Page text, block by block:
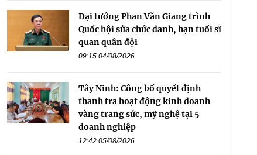
Đại tướng Phan Văn Giang trình
Quốc hội sửa chức danh, hạn tuổi sĩ
quan quân đội
09:15 04/08/2026
Tây Ninh: Công bố quyết định
thanh tra hoạt động kinh doanh
vàng trang sức, mỹ nghệ tại 5
doanh nghiệp
12:42 05/08/2026